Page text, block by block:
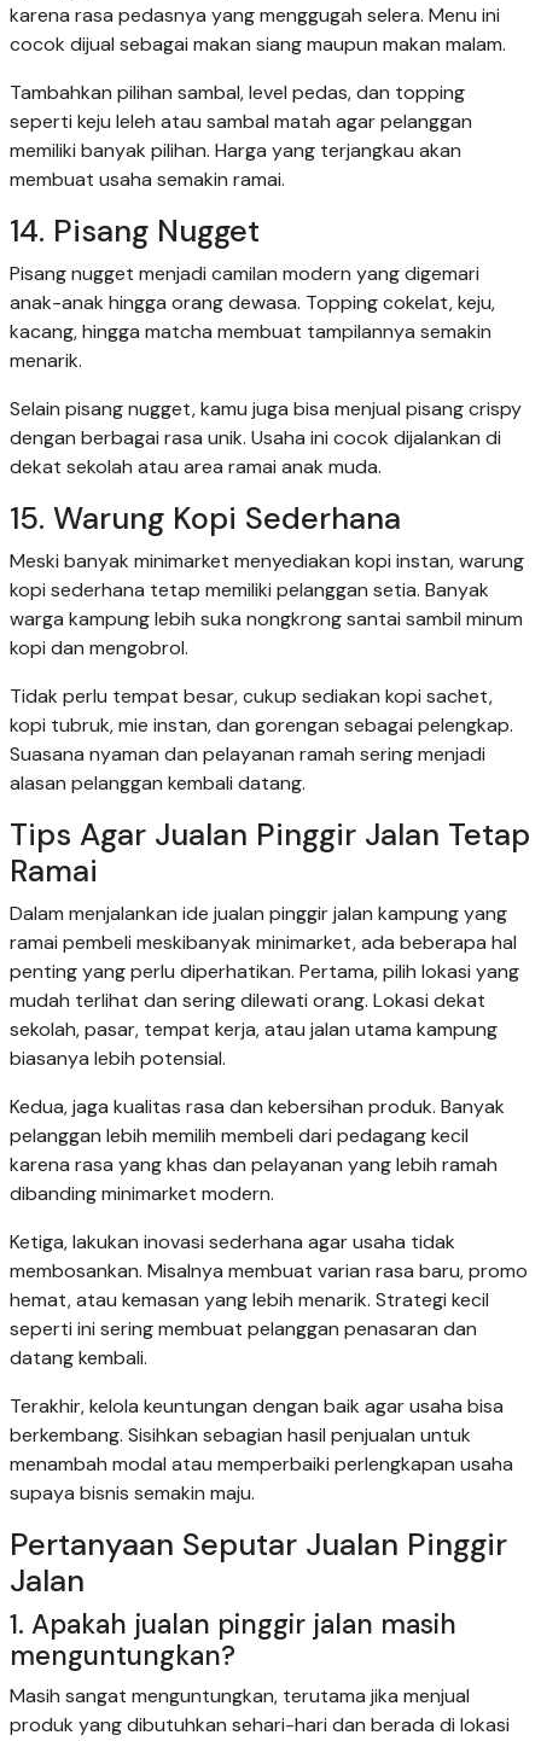
karena rasa pedasnya yang menggugah selera. Menu ini
cocok dijual sebagai makan siang maupun makan malam.
Tambahkan pilihan sambal, level pedas, dan topping
seperti keju leleh atau sambal matah agar pelanggan
memiliki banyak pilihan. Harga yang terjangkau akan
membuat usaha semakin ramai.
14. Pisang Nugget
Pisang nugget menjadi camilan modern yang digemari
anak-anak hingga orang dewasa. Topping cokelat, keju,
kacang, hingga matcha membuat tampilannya semakin
menarik.
Selain pisang nugget, kamu juga bisa menjual pisang crispy
dengan berbagai rasa unik. Usaha ini cocok dijalankan di
dekat sekolah atau area ramai anak muda.
15. Warung Kopi Sederhana
Meski banyak minimarket menyediakan kopi instan, warung
kopi sederhana tetap memiliki pelanggan setia. Banyak
warga kampung lebih suka nongkrong santai sambil minum
kopi dan mengobrol.
Tidak perlu tempat besar, cukup sediakan kopi sachet,
kopi tubruk, mie instan, dan gorengan sebagai pelengkap.
Suasana nyaman dan pelayanan ramah sering menjadi
alasan pelanggan kembali datang.
Tips Agar Jualan Pinggir Jalan Tetap
Ramai
Dalam menjalankan ide jualan pinggir jalan kampung yang
ramai pembeli meskibanyak minimarket, ada beberapa hal
penting yang perlu diperhatikan. Pertama, pilih lokasi yang
mudah terlihat dan sering dilewati orang. Lokasi dekat
sekolah, pasar, tempat kerja, atau jalan utama kampung
biasanya lebih potensial.
Kedua, jaga kualitas rasa dan kebersihan produk. Banyak
pelanggan lebih memilih membeli dari pedagang kecil
karena rasa yang khas dan pelayanan yang lebih ramah
dibanding minimarket modern.
Ketiga, lakukan inovasi sederhana agar usaha tidak
membosankan. Misalnya membuat varian rasa baru, promo
hemat, atau kemasan yang lebih menarik. Strategi kecil
seperti ini sering membuat pelanggan penasaran dan
datang kembali.
Terakhir, kelola keuntungan dengan baik agar usaha bisa
berkembang. Sisihkan sebagian hasil penjualan untuk
menambah modal atau memperbaiki perlengkapan usaha
supaya bisnis semakin maju.
Pertanyaan Seputar Jualan Pinggir
Jalan
1. Apakah jualan pinggir jalan masih
menguntungkan?
Masih sangat menguntungkan, terutama jika menjual
produk yang dibutuhkan sehari-hari dan berada di lokasi